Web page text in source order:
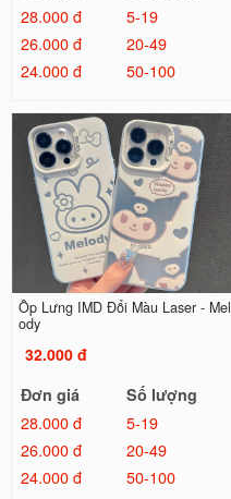
28.000 đ
5-19
26.000 đ
20-49
24.000 đ
50-100
Ốp Lưng IMD Đổi Màu Laser - Mel
ody
32.000 đ
Đơn giá
Số lượng
28.000 đ
5-19
26.000 đ
20-49
24.000 đ
50-100